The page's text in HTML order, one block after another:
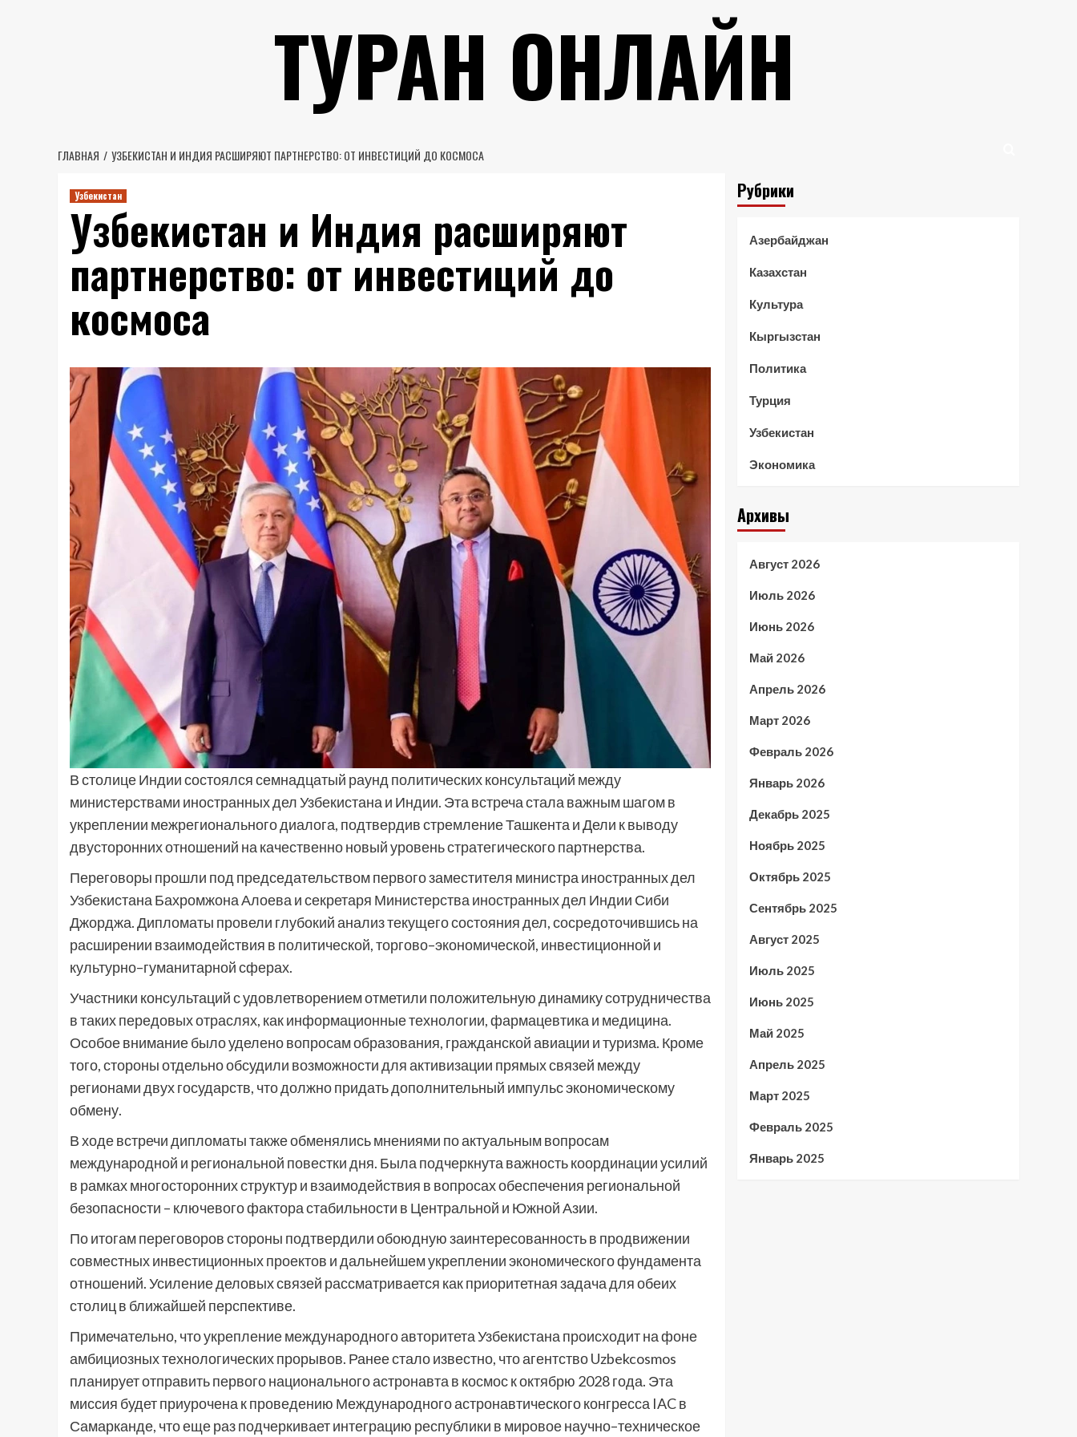
ТУРАН ОНЛАЙН
ГЛАВНАЯ УЗБЕКИСТАН И ИНДИЯ РАСШИРЯЮТ ПАРТНЕРСТВО: ОТ ИНВЕСТИЦИЙ ДО КОСМОСА
Узбекистан
Узбекистан и Индия расширяют
партнерство: от инвестиций до
космоса
В столице Индии состоялся семнадцатый раунд политических консультаций между
министерствами иностранных дел Узбекистана и Индии. Эта встреча стала важным шагом в
укреплении межрегионального диалога, подтвердив стремление Ташкента и Дели к выводу
двусторонних отношений на качественно новый уровень стратегического партнерства.
Переговоры прошли под председательством первого заместителя министра иностранных дел
Узбекистана Бахромжона Алоева и секретаря Министерства иностранных дел Индии Сиби
Джорджа. Дипломаты провели глубокий анализ текущего состояния дел, сосредоточившись на
расширении взаимодействия в политической, торгово–экономической, инвестиционной и
культурно–гуманитарной сферах.
Участники консультаций с удовлетворением отметили положительную динамику сотрудничества
в таких передовых отраслях, как информационные технологии, фармацевтика и медицина.
Особое внимание было уделено вопросам образования, гражданской авиации и туризма. Кроме
того, стороны отдельно обсудили возможности для активизации прямых связей между
регионами двух государств, что должно придать дополнительный импульс экономическому
обмену.
В ходе встречи дипломаты также обменялись мнениями по актуальным вопросам
международной и региональной повестки дня. Была подчеркнута важность координации усилий
в рамках многосторонних структур и взаимодействия в вопросах обеспечения региональной
безопасности – ключевого фактора стабильности в Центральной и Южной Азии.
По итогам переговоров стороны подтвердили обоюдную заинтересованность в продвижении
совместных инвестиционных проектов и дальнейшем укреплении экономического фундамента
отношений. Усиление деловых связей рассматривается как приоритетная задача для обеих
столиц в ближайшей перспективе.
Примечательно, что укрепление международного авторитета Узбекистана происходит на фоне
амбициозных технологических прорывов. Ранее стало известно, что агентство Uzbekcosmos
планирует отправить первого национального астронавта в космос к октябрю 2028 года. Эта
миссия будет приурочена к проведению Международного астронавтического конгресса IAC в
Самарканде, что еще раз подчеркивает интеграцию республики в мировое научно–техническое
Рубрики
Азербайджан
Казахстан
Культура
Кыргызстан
Политика
Турция
Узбекистан
Экономика
Архивы
Август 2026
Июль 2026
Июнь 2026
Май 2026
Апрель 2026
Март 2026
Февраль 2026
Январь 2026
Декабрь 2025
Ноябрь 2025
Октябрь 2025
Сентябрь 2025
Август 2025
Июль 2025
Июнь 2025
Май 2025
Апрель 2025
Март 2025
Февраль 2025
Январь 2025